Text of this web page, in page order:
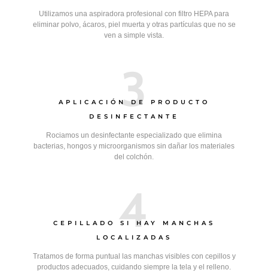
Utilizamos una aspiradora profesional con filtro HEPA para
eliminar polvo, ácaros, piel muerta y otras partículas que no se
ven a simple vista.
3
APLICACIÓN DE PRODUCTO
DESINFECTANTE
Rociamos un desinfectante especializado que elimina
bacterias, hongos y microorganismos sin dañar los materiales
del colchón.
4
CEPILLADO SI HAY MANCHAS
LOCALIZADAS
Tratamos de forma puntual las manchas visibles con cepillos y
productos adecuados, cuidando siempre la tela y el relleno.